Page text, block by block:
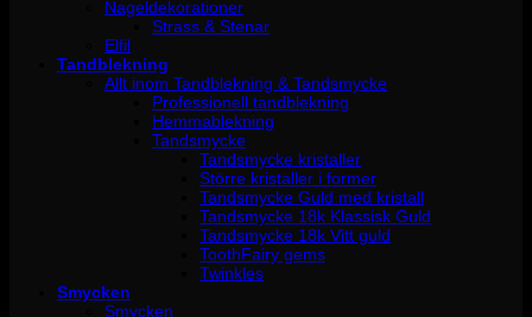
Nageldekorationer
Strass & Stenar
Elfil
Tandblekning
Allt inom Tandblekning & Tandsmycke
Professionell tandblekning
Hemmablekning
Tandsmycke
Tandsmycke kristaller
Större kristaller i former
Tandsmycke Guld med kristall
Tandsmycke 18k Klassisk Guld
Tandsmycke 18k Vitt guld
ToothFairy gems
Twinkles
Smycken
Smycken